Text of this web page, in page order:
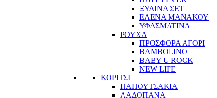
ΞΥΛΙΝΑ ΣΕΤ
ΕΛΕΝΑ ΜΑΝΑΚΟΥ
ΥΦΑΣΜΑΤΙΝΑ
ΡΟΥΧΑ
ΠΡΟΣΦΟΡΑ ΑΓΟΡΙ
BAMBOLINO
BABY U ROCK
NEW LIFE
ΚΟΡΙΤΣΙ
ΠΑΠΟΥΤΣΑΚΙΑ
ΛΑΔΟΠΑΝΑ